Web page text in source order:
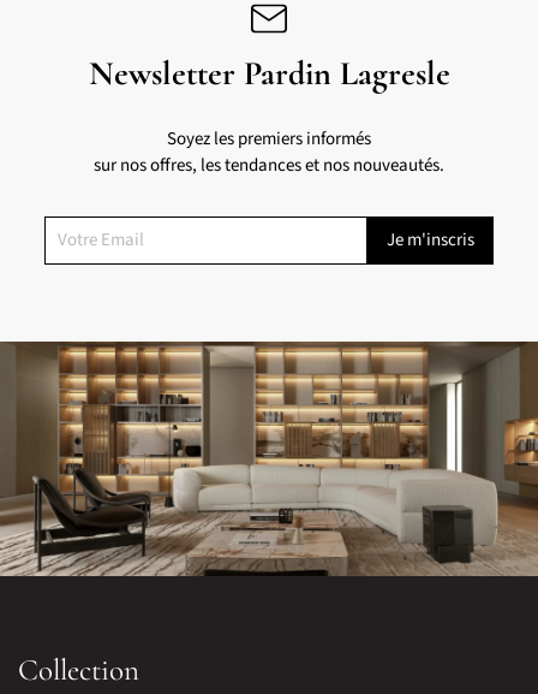
Newsletter Pardin Lagresle
Soyez les premiers informés
sur nos offres, les tendances et nos nouveautés.
Collection